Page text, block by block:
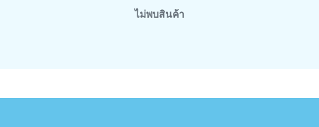
ไม่พบสินค้า